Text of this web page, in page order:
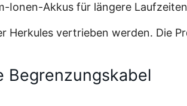
Ionen-Akkus für längere
Herkules vertrieben werden. Die
Begrenzungskabel